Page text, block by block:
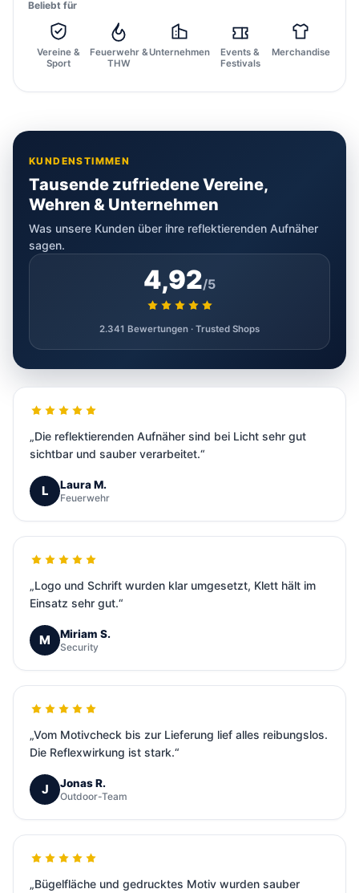
Beliebt für
Vereine &
Sport
Feuerwehr &
THW
Unternehmen
Events &
Festivals
Merchandise
KUNDENSTIMMEN
Tausende zufriedene Vereine,
Wehren & Unternehmen
Was unsere Kunden über ihre reflektierenden Aufnäher
sagen.
4,92/5
2.341 Bewertungen · Trusted Shops
„Die reflektierenden Aufnäher sind bei Licht sehr gut
sichtbar und sauber verarbeitet.“
L Laura M.
Feuerwehr
„Logo und Schrift wurden klar umgesetzt, Klett hält im
Einsatz sehr gut.“
M Miriam S.
Security
„Vom Motivcheck bis zur Lieferung lief alles reibungslos.
Die Reflexwirkung ist stark.“
J Jonas R.
Outdoor-Team
„Bügelfläche und gedrucktes Motiv wurden sauber